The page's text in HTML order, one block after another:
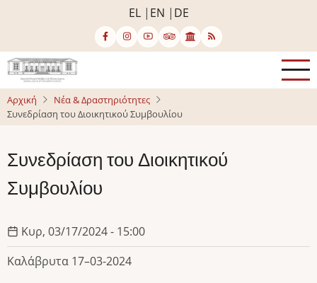
κυρίως
περιεχόμενο
EL EN DE
Αρχική
Νέα & Δραστηριότητες
Συνεδρίαση του Διοικητικού Συμβουλίου
Συνεδρίαση του Διοικητικού
Συμβουλίου
Κυρ, 03/17/2024 - 15:00
Καλάβρυτα 17–03-2024